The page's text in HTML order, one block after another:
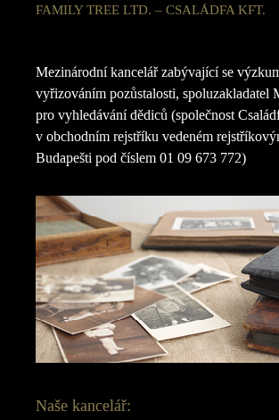
FAMILY TREE LTD. – CSALÁDFA KFT.
Mezinárodní kancelář zabývající se
vyřizováním pozůstalosti, spoluzakladatel
pro vyhledávání dědiců (společnost
v obchodním rejstříku vedeném
Budapešti pod číslem 01 09 673 772)
Naše kancelář: